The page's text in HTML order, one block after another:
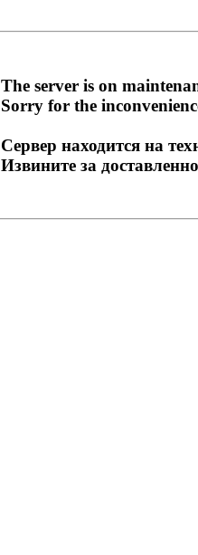
The server is on
Sorry for the
Сервер находится на
Извините за